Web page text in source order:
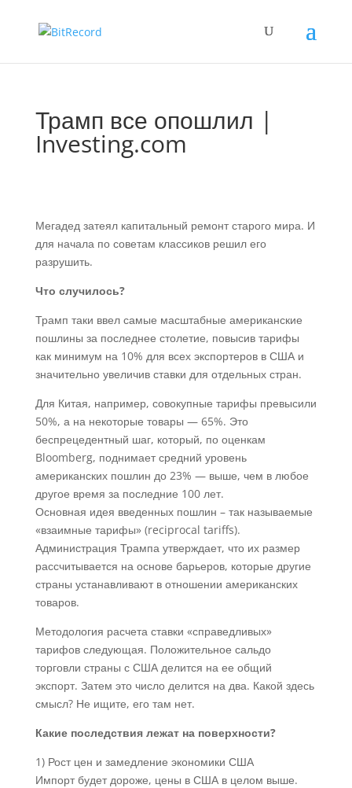
Трамп все опошлил |
Investing.com
Мегадед затеял капитальный ремонт старого мира. И
для начала по советам классиков решил его
разрушить.
Что случилось?
Трамп таки ввел самые масштабные американские
пошлины за последнее столетие, повысив тарифы
как минимум на 10% для всех экспортеров в США и
значительно увеличив ставки для отдельных стран.
Для Китая, например, совокупные тарифы превысили
50%, а на некоторые товары — 65%. Это
беспрецедентный шаг, который, по оценкам
Bloomberg, поднимает средний уровень
американских пошлин до 23% — выше, чем в любое
другое время за последние 100 лет.
Основная идея введенных пошлин – так называемые
«взаимные тарифы» (reciprocal tariffs).
Администрация Трампа утверждает, что их размер
рассчитывается на основе барьеров, которые другие
страны устанавливают в отношении американских
товаров.
Методология расчета ставки «справедливых»
тарифов следующая. Положительное сальдо
торговли страны с США делится на ее общий
экспорт. Затем это число делится на два. Какой здесь
смысл? Не ищите, его там нет.
Какие последствия лежат на поверхности?
1) Рост цен и замедление экономики США
Импорт будет дороже, цены в США в целом выше.